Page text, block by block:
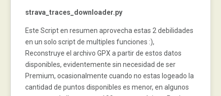
strava_traces_downloader.py
Este Script en resumen aprovecha estas 2 debilidades
en un solo script de multiples funciones :),
Reconstruye el archivo GPX a partir de estos datos
disponibles, evidentemente sin necesidad de ser
Premium, ocasionalmente cuando no estas logeado la
cantidad de puntos disponibles es menor, en algunos